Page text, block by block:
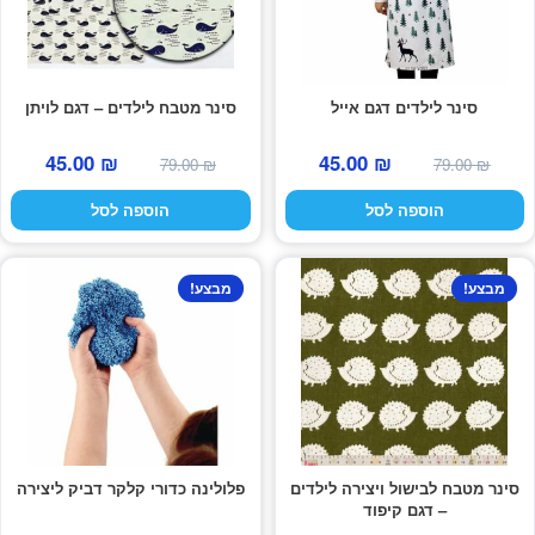
סינר לילדים דגם אייל
79.00₪
המחיר
המקורי
היה:
45.00 ₪
המחיר
הנוכחי
הוא:
הוספה לסל
סינר מטבח לילדים – דגם לויתן
79.00₪
המחיר
המקורי
היה:
45.00 ₪
הוא:
הוספה לסל
סינר מטבח לבישול ויצירה לילדים
– דגם קיפוד
מבצע!
פלולינה כדורי קלקר דביק ליצירה
מבצע!